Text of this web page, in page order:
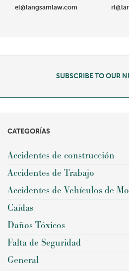
el@langsamlaw.com
SUBSCRIBE TO OUR
CATEGORÍAS
Accidentes de construcción
Accidentes de Trabajo
Accidentes de Vehículos de
Caídas
Daños Tóxicos
Falta de Seguridad
General